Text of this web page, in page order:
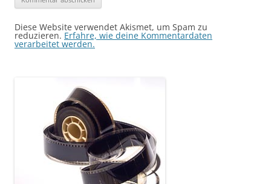
Diese Website verwendet Akismet, um Spam zu
reduzieren. Erfahre, wie deine Kommentardaten
verarbeitet werden.